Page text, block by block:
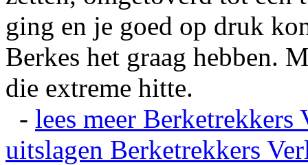
ging en je goed op druk
Berkes het graag hebben.
die extreme hitte.
- lees meer Berketrekkers
uitslagen Berketrekkers